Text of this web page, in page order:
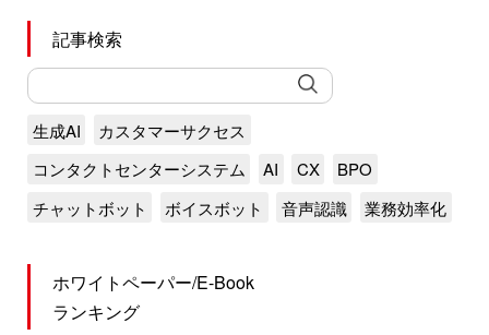
記事検索
生成AI
カスタマーサクセス
コンタクトセンターシステム
AI CX
BPO
チャットボット
ボイスボット 音声認識 業務効率化
ホワイトペーパー/E-Book
ランキング